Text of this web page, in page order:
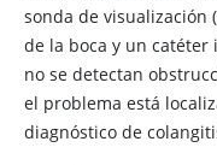
sonda de visualización
de la boca y un catéter
no se detectan
el problema está
diagnóstico de